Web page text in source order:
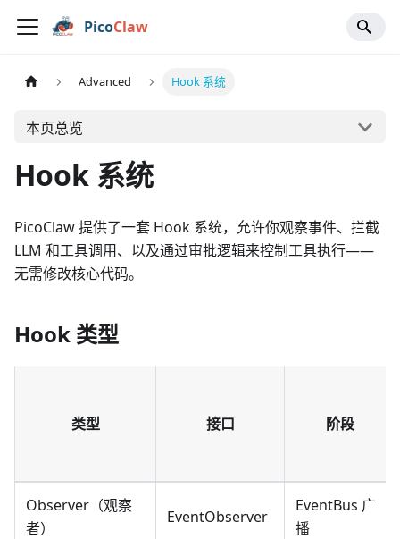
PicoClaw
Advanced Hook 系统
本页总览
Hook 系统
PicoClaw 提供了一套 Hook 系统，允许你观察事件、拦截
LLM 和工具调用、以及通过审批逻辑来控制工具执行——
无需修改核心代码。
Hook 类型
类型 接口 阶段
Observer（观察
者）
EventObserver
EventBus 广
播